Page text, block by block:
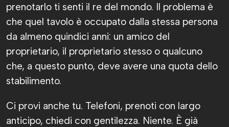
prenotarlo ti senti il re del mondo. Il problema è
che quel tavolo è occupato dalla stessa persona
da almeno quindici anni: un amico del
proprietario, il proprietario stesso o qualcuno
che, a questo punto, deve avere una quota dello
stabilimento.
Ci provi anche tu. Telefoni, prenoti con largo
anticipo, chiedi con gentilezza. Niente. È già